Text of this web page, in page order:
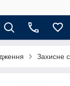
Захисне